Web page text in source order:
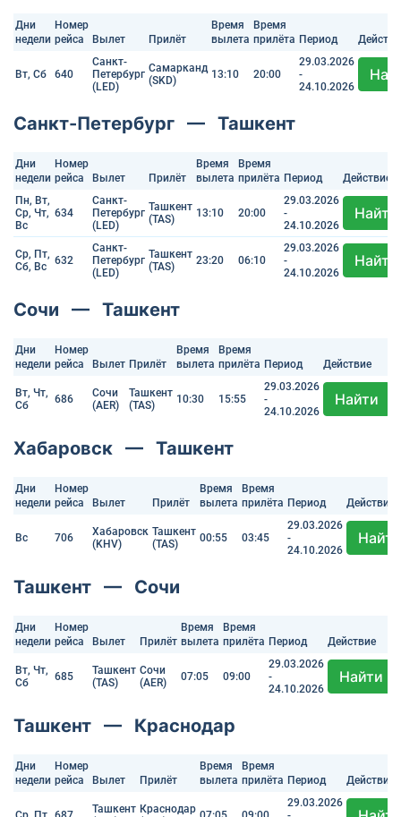
Дни
недели
Номер
рейса
Вылет Прилёт
Время
вылета
Время
прилёта Период
Вт, Сб 640
Санкт-
Петербург
(LED)
Самарканд
(SKD)
13:10 20:00
29.03.2026
-
24.10.2026
Санкт-Петербург — Ташкент
Дни
недели
Номер
рейса
Вылет Прилёт
Время
вылета
Время
прилёта Период
Действие
Пн, Вт,
Ср, Чт,
Вс
634
Санкт-
Петербург
(LED)
Ташкент
(TAS)
13:10 20:00
29.03.2026
-
24.10.2026
Найти
Ср, Пт,
Сб, Вс
632
Санкт-
Петербург
(LED)
Ташкент
(TAS)
23:20 06:10
29.03.2026
-
24.10.2026
Найти
Сочи — Ташкент
Дни
недели
Номер
рейса
Вылет Прилёт
Время
вылета
Время
прилёта Период Действие
Вт, Чт,
Сб
686
Сочи
(AER)
Ташкент
(TAS)
10:30 15:55
29.03.2026
-
24.10.2026
Найти
Хабаровск — Ташкент
Дни
недели
Номер
рейса
Вылет Прилёт
Время
вылета
Время
прилёта Период Действие
Вс 706
Хабаровск
(KHV)
Ташкент
(TAS)
00:55 03:45
29.03.2026
-
24.10.2026
Найти
Ташкент — Сочи
Дни
недели
Номер
рейса
Вылет Прилёт
Время
вылета
Время
прилёта Период Действие
Вт, Чт,
Сб
685
Ташкент
(TAS)
Сочи
(AER)
07:05 09:00
29.03.2026
-
24.10.2026
Найти
Ташкент — Краснодар
Дни
недели
Номер
рейса
Вылет Прилёт
Время
вылета
Время
прилёта Период Действие
Ташкент Краснодар
29.03.2026